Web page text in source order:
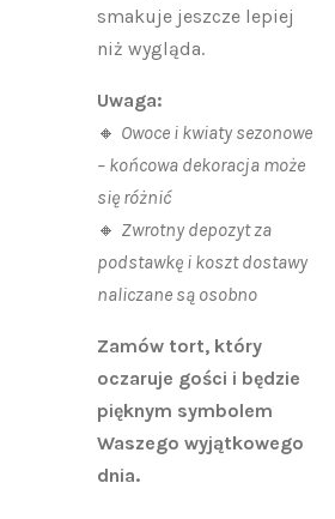
smakuje jeszcze lepiej
niż wygląda.
Uwaga:
🔸 Owoce i kwiaty sezonowe
– końcowa dekoracja może
się różnić
🔸 Zwrotny depozyt za
podstawkę i koszt dostawy
naliczane są osobno
Zamów tort, który
oczaruje gości i będzie
pięknym symbolem
Waszego wyjątkowego
dnia.